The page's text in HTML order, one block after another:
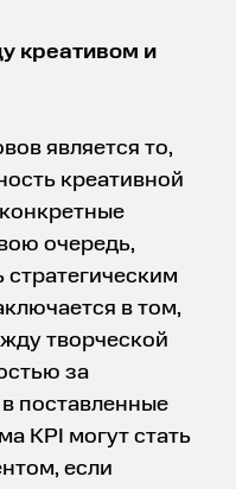
креативом и
является то,
креативной
очередь,
в том,
творческой
за
поставленные
KPI могут стать
если